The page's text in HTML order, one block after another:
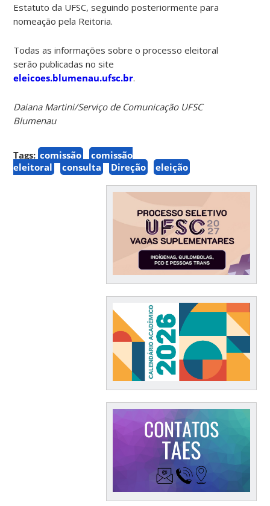
Estatuto da UFSC, seguindo posteriormente para
nomeação pela Reitoria.
Todas as informações sobre o processo eleitoral
serão publicadas no site
eleicoes.blumenau.ufsc.br.
Daiana Martini/Serviço de Comunicação UFSC
Blumenau
Tags: comissão
comissão
eleitoral
consulta Direção eleição